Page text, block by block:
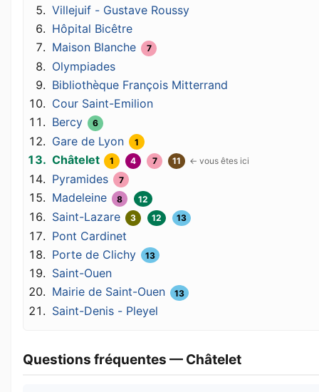
Villejuif - Gustave Roussy
Hôpital Bicêtre
Maison Blanche
7
Olympiades
Bibliothèque François Mitterrand
Cour Saint-Emilion
Bercy
6
Gare de Lyon 1
Châtelet 1 4 7 11
Pyramides 7
Madeleine 8 12
Saint-Lazare 3 12 13
Pont Cardinet
Porte de Clichy
13
Saint-Ouen
Mairie de Saint-Ouen
13
Saint-Denis - Pleyel
Questions fréquentes — Châtelet